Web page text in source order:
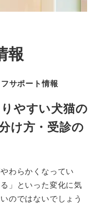
報
サポート情報
やすい犬猫の
け方・受診の
わらかくなってい
」といった変化に気
のではないでしょう